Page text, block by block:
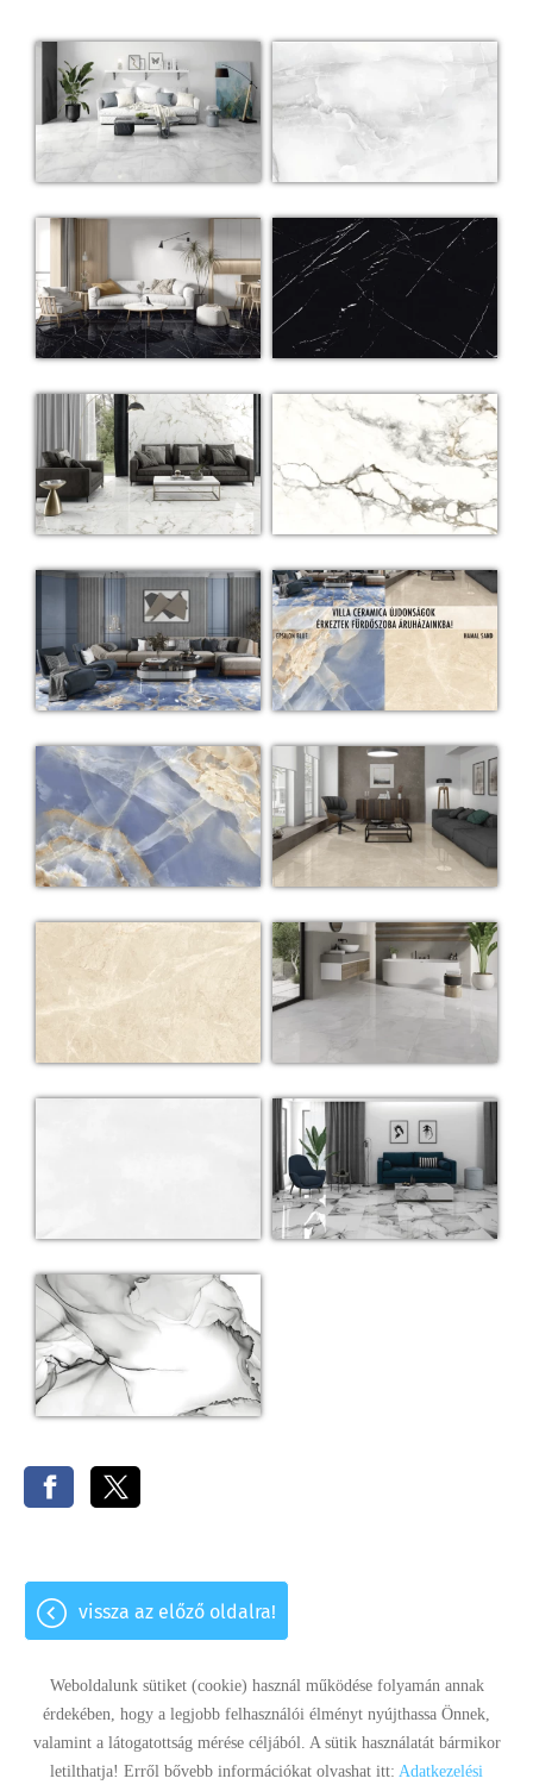
vissza az előző oldalra!
Panaszkezelés Adatkezelési tájékoztató Impresszum
Weboldalunk sütiket (cookie) használ működése folyamán annak
érdekében, hogy a legjobb felhasználói élményt nyújthassa Önnek,
valamint a látogatottság mérése céljából. A sütik használatát bármikor
letilthatja! Erről bővebb információkat olvashat itt: Adatkezelési